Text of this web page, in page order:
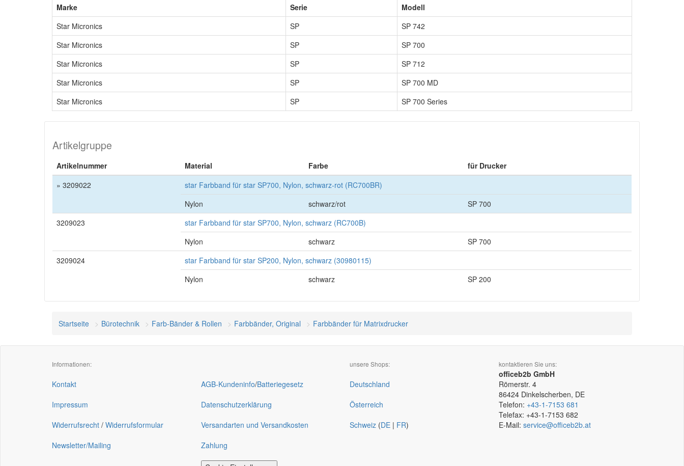
Marke Serie
Modell
Star Micronics
SP
SP 742
Star Micronics
SP
SP 700
Star Micronics
SP
SP 712
Star Micronics
SP
SP 700 MD
Star Micronics
SP SP 700 Series
Artikelgruppe
Artikelnummer Material Farbe
für Drucker
» 3209022
star Farbband für star SP700, Nylon, schwarz-rot (RC700BR)
Nylon
schwarz/rot
SP 700
3209023
star Farbband für star SP700, Nylon, schwarz (RC700B)
Nylon
schwarz
SP 700
3209024
star Farbband für star SP200, Nylon, schwarz (30980115)
Nylon
schwarz SP 200
Startseite Bürotechnik Farb-Bänder & Rollen Farbbänder, Original Farbbänder für Matrixdrucker
Informationen:
Kontakt
Impressum
Widerrufsrecht / Widerrufsformular
Newsletter/Mailing
AGB-Kundeninfo/Batteriegesetz
Datenschutzerklärung
Versandarten und Versandkosten
Zahlung
unsere Shops:
Deutschland
Österreich
Schweiz (DE | FR)
kontaktieren Sie uns:
officeb2b GmbH
Römerstr. 4
86424 Dinkelscherben, DE
Telefon: +43-1-7153 681
Telefax: +43-1-7153 682
E-Mail: service@officeb2b.at